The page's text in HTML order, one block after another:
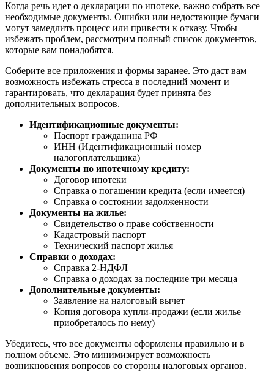
Когда речь идет о декларации по ипотеке, важно собрать все
необходимые документы. Ошибки или недостающие бумаги
могут замедлить процесс или привести к отказу. Чтобы
избежать проблем, рассмотрим полный список документов,
которые вам понадобятся.
Соберите все приложения и формы заранее. Это даст вам
возможность избежать стресса в последний момент и
гарантировать, что декларация будет принята без
дополнительных вопросов.
Идентификационные документы:
Паспорт гражданина РФ
ИНН (Идентификационный номер
налогоплательщика)
Документы по ипотечному кредиту:
Договор ипотеки
Справка о погашении кредита (если имеется)
Справка о состоянии задолженности
Документы на жилье:
Свидетельство о праве собственности
Кадастровый паспорт
Технический паспорт жилья
Справки о доходах:
Справка 2-НДФЛ
Справка о доходах за последние три месяца
Дополнительные документы:
Заявление на налоговый вычет
Копия договора купли-продажи (если жилье
приобреталось по нему)
Убедитесь, что все документы оформлены правильно и в
полном объеме. Это минимизирует возможность
возникновения вопросов со стороны налоговых органов.